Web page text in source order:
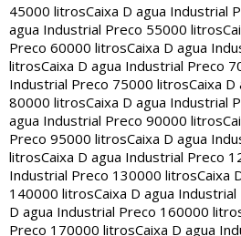
45000 litrosCaixa D agua Industrial
agua Industrial Preco 55000 litros
Preco 60000 litrosCaixa D agua
litrosCaixa D agua Industrial Preco
Industrial Preco 75000 litrosCaixa
80000 litrosCaixa D agua Industrial
agua Industrial Preco 90000 litros
Preco 95000 litrosCaixa D agua
litrosCaixa D agua Industrial Preco
Industrial Preco 130000 litrosCaixa
140000 litrosCaixa D agua
D agua Industrial Preco 160000
Preco 170000 litrosCaixa D agua